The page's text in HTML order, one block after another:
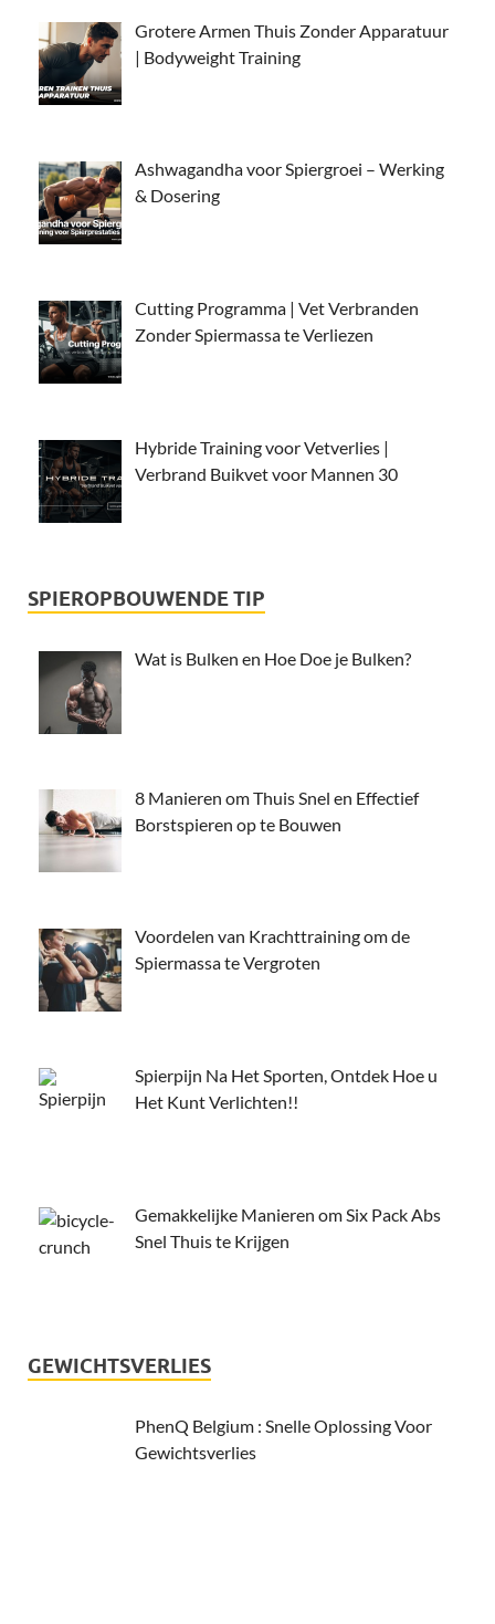
Grotere Armen Thuis Zonder Apparatuur
| Bodyweight Training
Ashwagandha voor Spiergroei – Werking
& Dosering
Cutting Programma | Vet Verbranden
Zonder Spiermassa te Verliezen
Hybride Training voor Vetverlies |
Verbrand Buikvet voor Mannen 30
SPIEROPBOUWENDE TIP
Wat is Bulken en Hoe Doe je Bulken?
8 Manieren om Thuis Snel en Effectief
Borstspieren op te Bouwen
Voordelen van Krachttraining om de
Spiermassa te Vergroten
Spierpijn Na Het Sporten, Ontdek Hoe u
Het Kunt Verlichten!!
Gemakkelijke Manieren om Six Pack Abs
Snel Thuis te Krijgen
GEWICHTSVERLIES
PhenQ Belgium : Snelle Oplossing Voor
Gewichtsverlies